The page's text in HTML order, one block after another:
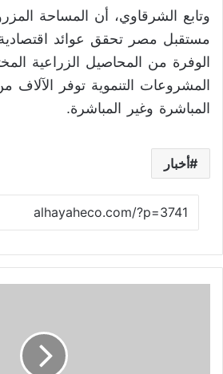
وتابع الشرقاوي، أن المساحة
مستقبل مصر تحقق عوائد
الوفرة من المحاصيل الزراعية
المشروعات التنموية توفر
المباشرة وغير المباشرة.
أخبار